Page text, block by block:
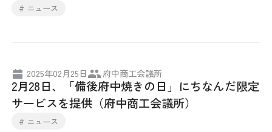
# ニュース
2025年02月25日 府中商工会議所
2月28日、「備後府中焼きの日」にちなんだ限定
サービスを提供（府中商工会議所）
# ニュース